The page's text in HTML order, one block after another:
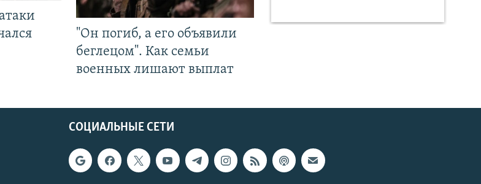
"Он погиб, а его объявили
беглецом". Как семьи
военных лишают выплат
СОЦИАЛЬНЫЕ СЕТИ